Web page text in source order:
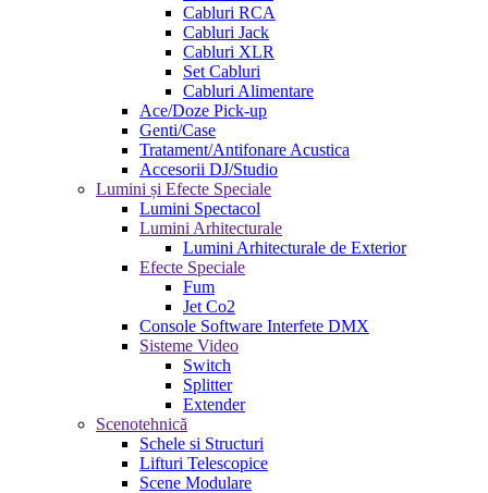
Cabluri RCA
Cabluri Jack
Cabluri XLR
Set Cabluri
Cabluri Alimentare
Ace/Doze Pick-up
Genti/Case
Tratament/Antifonare Acustica
Accesorii DJ/Studio
Lumini și Efecte Speciale
Lumini Spectacol
Lumini Arhitecturale
Lumini Arhitecturale de Exterior
Efecte Speciale
Fum
Jet Co2
Console Software Interfete DMX
Sisteme Video
Switch
Splitter
Extender
Scenotehnică
Schele si Structuri
Lifturi Telescopice
Scene Modulare